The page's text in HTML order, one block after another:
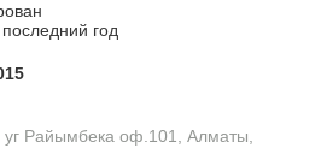
год
уг Райымбека оф.101, Алматы,